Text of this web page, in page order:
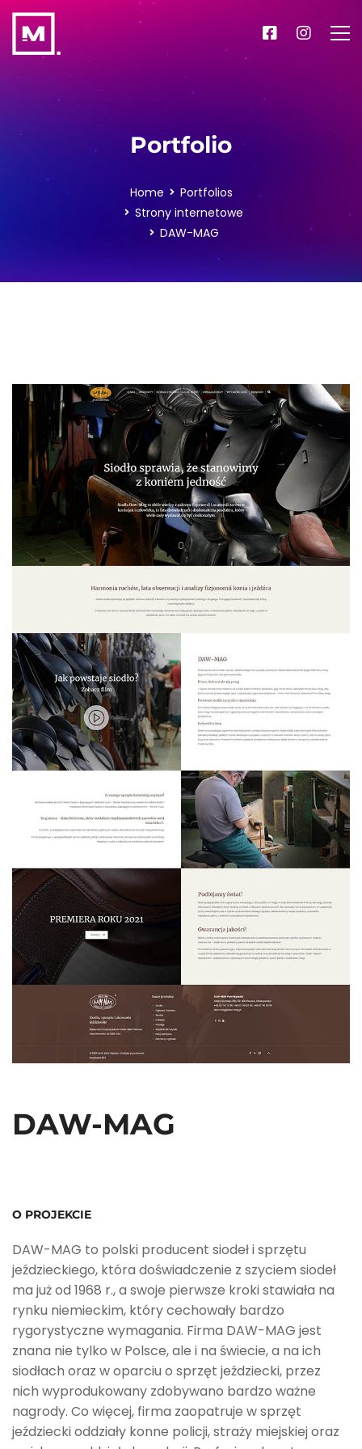
Portfolio
Home
Portfolios
Strony internetowe
DAW-MAG
DAW-MAG
O PROJEKCIE
DAW-MAG to polski producent siodeł i sprzętu
jeździeckiego, która doświadczenie z szyciem siodeł
ma już od 1968 r., a swoje pierwsze kroki stawiała na
rynku niemieckim, który cechowały bardzo
rygorystyczne wymagania. Firma DAW-MAG jest
znana nie tylko w Polsce, ale i na świecie, a na ich
siodłach oraz w oparciu o sprzęt jeździecki, przez
nich wyprodukowany zdobywano bardzo ważne
nagrody. Co więcej, firma zaopatruje w sprzęt
jeździecki oddziały konne policji, straży miejskiej oraz